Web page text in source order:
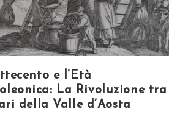
e l’Età
La Rivoluzione tra
della Valle d’Aosta